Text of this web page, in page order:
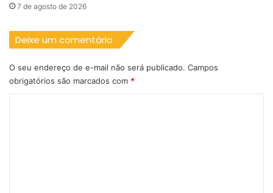
7 de agosto de 2026
Deixe um comentário
O seu endereço de e-mail não será publicado. Campos
obrigatórios são marcados com *